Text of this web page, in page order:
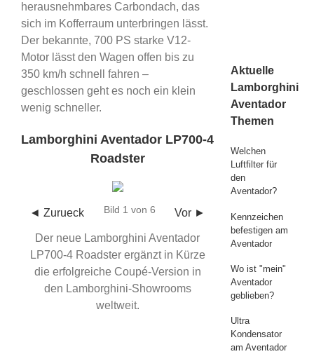
herausnehmbares Carbondach, das
sich im Kofferraum unterbringen lässt.
Der bekannte, 700 PS starke V12-
Motor lässt den Wagen offen bis zu
350 km/h schnell fahren –
geschlossen geht es noch ein klein
wenig schneller.
Lamborghini Aventador LP700-4
Roadster
◄ Zurueck Vor ►
Bild 1 von 6
Der neue Lamborghini Aventador
LP700-4 Roadster ergänzt in Kürze
die erfolgreiche Coupé-Version in
den Lamborghini-Showrooms
weltweit.
Aktuelle
Lamborghini
Aventador
Themen
Welchen
Luftfilter für
den
Aventador?
Kennzeichen
befestigen am
Aventador
Wo ist "mein"
Aventador
geblieben?
Ultra
Kondensator
am Aventador